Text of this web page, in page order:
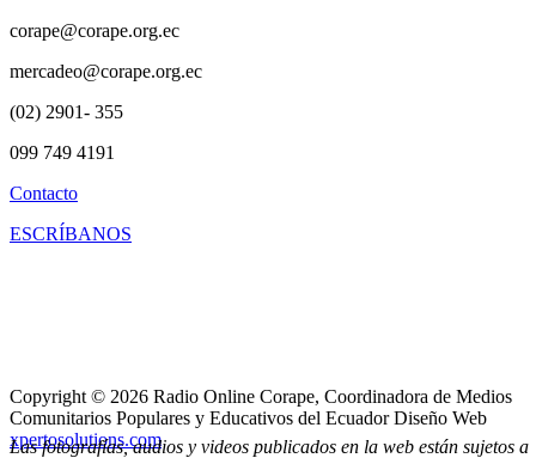
Las fotografías, audios y videos publicados en la web están sujetos a
corape@corape.org.ec
mercadeo@corape.org.ec
(02) 2901- 355
099 749 4191
Contacto
ESCRÍBANOS
Copyright © 2026 Radio Online Corape, Coordinadora de Medios
Comunitarios Populares y Educativos del Ecuador Diseño Web
xpertosolutions.com